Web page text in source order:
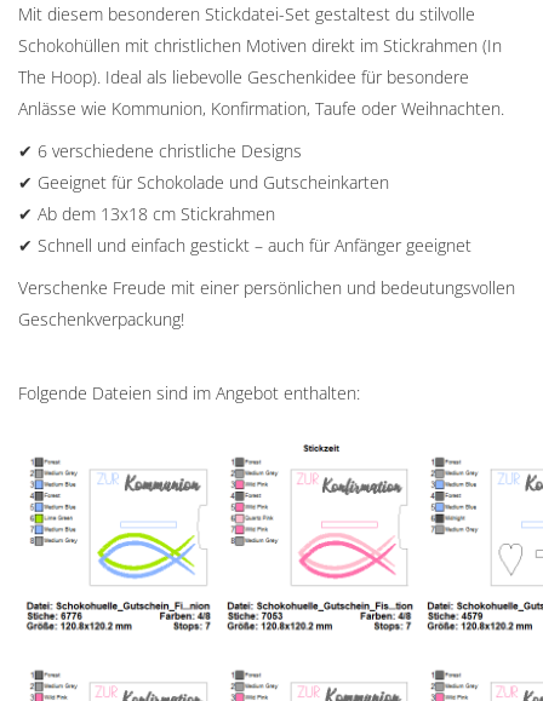
Mit diesem besonderen Stickdatei-Set gestaltest du stilvolle
Schokohüllen mit christlichen Motiven direkt im Stickrahmen (In
The Hoop). Ideal als liebevolle Geschenkidee für besondere
Anlässe wie Kommunion, Konfirmation, Taufe oder Weihnachten.
✔ 6 verschiedene christliche Designs
✔ Geeignet für Schokolade und Gutscheinkarten
✔ Ab dem 13x18 cm Stickrahmen
✔ Schnell und einfach gestickt – auch für Anfänger geeignet
Verschenke Freude mit einer persönlichen und bedeutungsvollen
Geschenkverpackung!
Folgende Dateien sind im Angebot enthalten: